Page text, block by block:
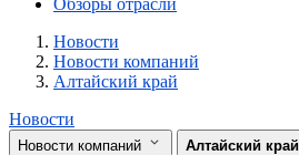
Новости
Разделы
Новости
Новости компаний
Алтайский край
Новости
Новости компаний Алтайский край